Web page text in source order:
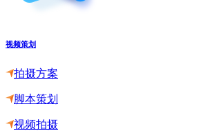
视频策划
拍摄方案
脚本策划
视频拍摄